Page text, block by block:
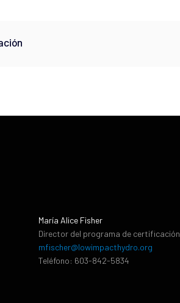
María Alice Fisher
Director del programa de certificación
mfischer@lowimpacthydro.org
Teléfono: 603-842-5834